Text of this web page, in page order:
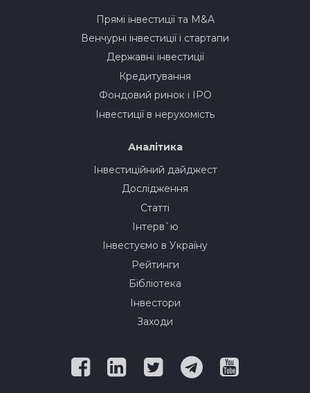
Прямі інвестиції та M&A
Венчурні інвестиції і стартапи
Державні інвестиції
Кредитування
Фондовий ринок і IPO
Інвестиції в нерухомість
Аналітика
Інвестиційний дайджест
Дослідження
Статті
Інтерв`ю
Інвестуємо в Україну
Рейтинги
Бібліотека
Інвестори
Заходи